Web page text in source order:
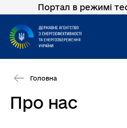
Перейти
основного
вмісту
Портал в режимі
Головна
Про нас